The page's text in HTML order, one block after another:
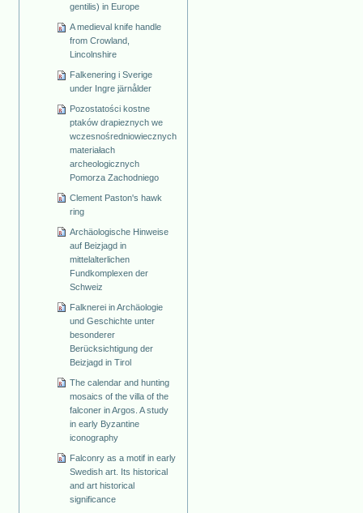
gentilis) in Europe
A medieval knife handle
from Crowland,
Lincolnshire
Falkenering i Sverige
under Ingre järnålder
Pozostatości kostne
ptaków drapieznych we
wczesnośredniowiecznych
materiałach
archeologicznych
Pomorza Zachodniego
Clement Paston's hawk
ring
Archäologische Hinweise
auf Beizjagd in
mittelalterlichen
Fundkomplexen der
Schweiz
Falknerei in Archäologie
und Geschichte unter
besonderer
Berücksichtigung der
Beizjagd in Tirol
The calendar and hunting
mosaics of the villa of the
falconer in Argos. A study
in early Byzantine
iconography
Falconry as a motif in early
Swedish art. Its historical
and art historical
significance